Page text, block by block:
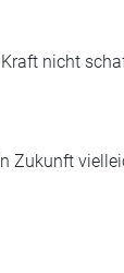
nicht